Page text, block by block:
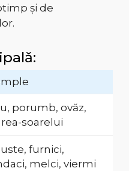
și de
porumb, ovăz,
soarelui
furnici,
melci, viermi